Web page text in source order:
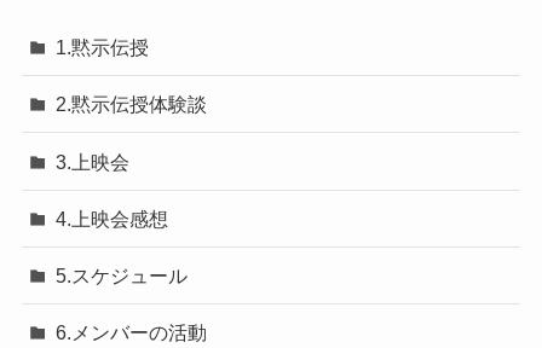
1.黙示伝授
2.黙示伝授体験談
3.上映会
4.上映会感想
5.スケジュール
6.メンバーの活動